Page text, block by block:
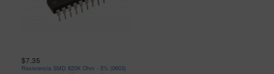
$7.35
Resistencia SMD 820K Ohm - 5% (0603)